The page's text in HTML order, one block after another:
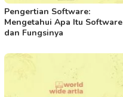
Pengertian Software:
Mengetahui Apa Itu Software
dan Fungsinya